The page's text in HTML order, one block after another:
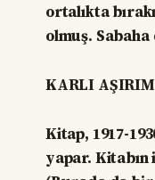
ortalıkta
olmuş.
KARLI AŞIRIM
Kitap, 1917-
yapar.